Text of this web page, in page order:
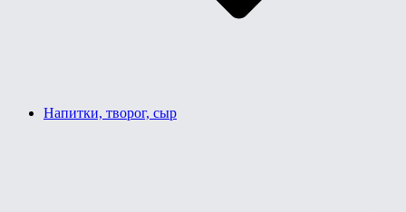
Напитки, творог, сыр